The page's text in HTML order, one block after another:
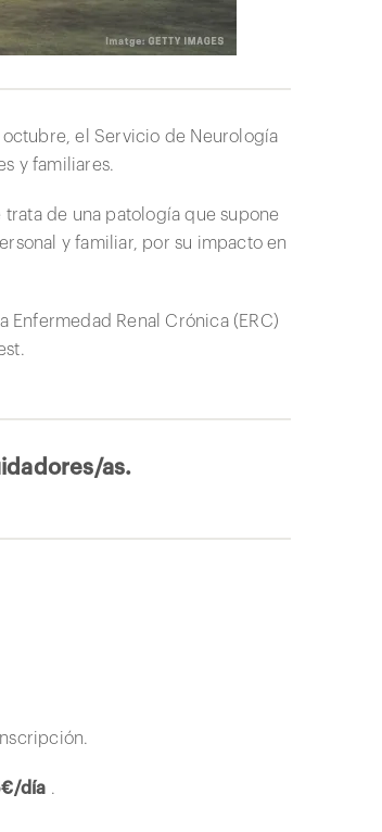
el Servicio de Neurología
y familiares.
de una patología que supone
y familiar, por su impacto en
Renal Crónica (ERC)
as.
día .